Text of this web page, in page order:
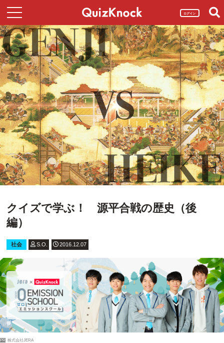
ログイン
クイズで学ぶ！ 源平合戦の歴史（後
編）
社会 S.O. 2016.12.07
PR 株式会社JERA